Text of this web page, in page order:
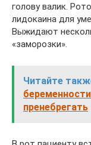
голову валик.
лидокаина для
Выжидают
«заморозки».
Читайте
пренебрегать